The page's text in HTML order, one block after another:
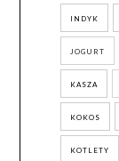
INDYK
JOGURT
KASZA
KOKOS
KOTLETY